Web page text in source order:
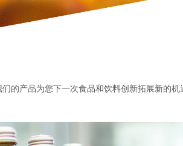
的产品为您下一次食品和饮料创新拓展新的机